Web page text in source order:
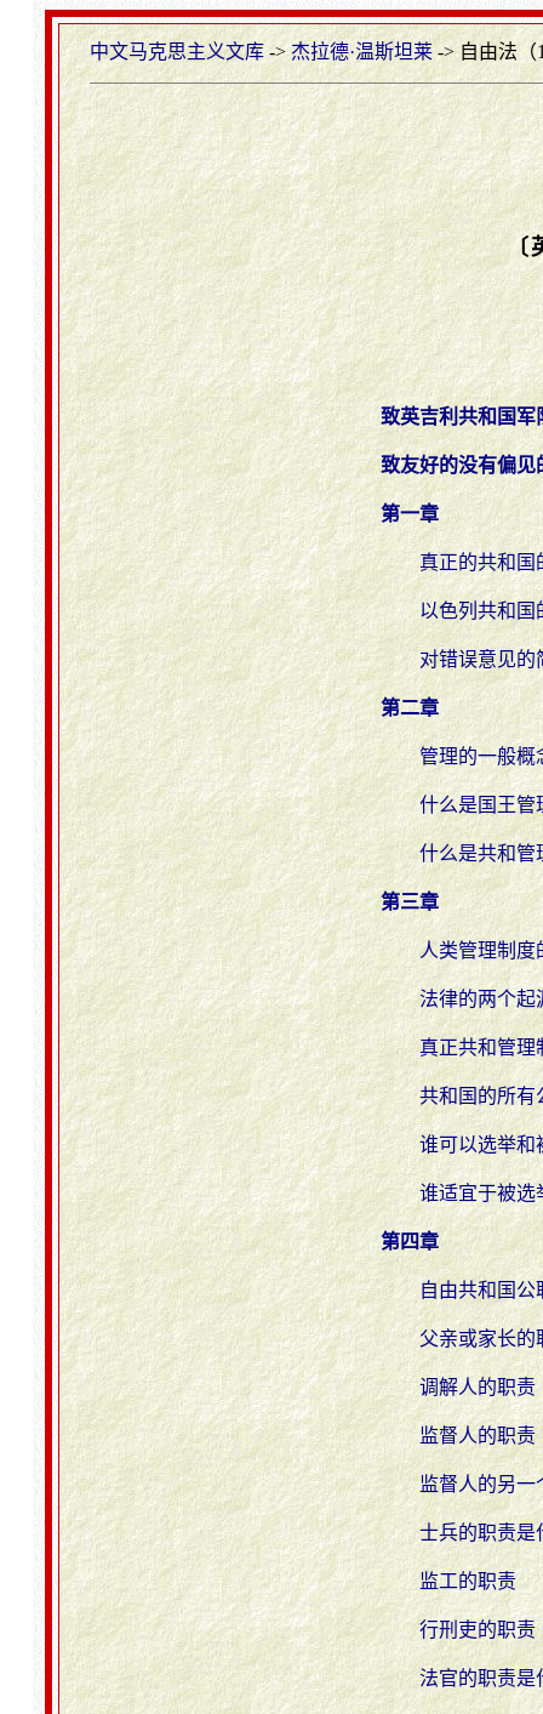
中文马克思主义文库-> 杰拉德·温斯坦莱-> 自由法（
致英吉利共和国军
致友好的没有偏见
第一章
真正的共和国
以色列共和国
对错误意见的
第二章
管理的一般概
什么是国王管
什么是共和管
第三章
人类管理制
法律的两个起
真正共和管理
共和国的所有
谁可以选举和
谁适宜于被选
第四章
自由共和国公
父亲或家长的
调解人的职责
监督人的职责
监督人的另
士兵的职责是
监工的职责
行刑吏的职责
法官的职责是